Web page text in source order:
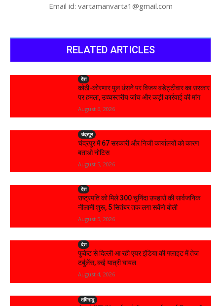
Email id: vartamanvarta1@gmail.com
RELATED ARTICLES
देश
कोठी-कोरणार पुल धंसने पर विजय वडेट्टीवार का सरकार
पर हमला, उच्चस्तरीय जांच और कड़ी कार्रवाई की मांग
August 6, 2026
चंद्रपूर
चंद्रपुर में 67 सरकारी और निजी कार्यालयों को कारण
बताओ नोटिस
August 5, 2026
देश
राष्ट्रपति को मिले 300 चुनिंदा उपहारों की सार्वजनिक
नीलामी शुरू, 5 सितंबर तक लगा सकेंगे बोली
August 5, 2026
देश
फुकेट से दिल्ली आ रही एयर इंडिया की फ्लाइट में तेज
टर्बुलेंस, कई यात्री घायल
August 4, 2026
तमिनाडु